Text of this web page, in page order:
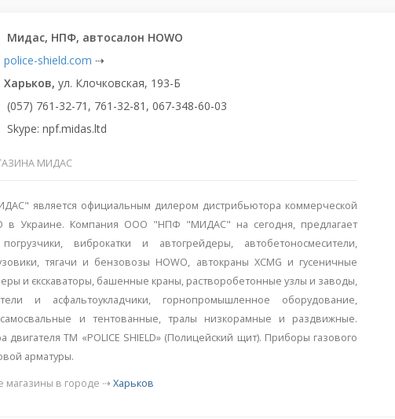
Мидас, НПФ, автосалон HOWO
police-shield.com ⇢
Харьков,ул. Клочковская, 193-Б
(057) 761-32-71, 761-32-81, 067-348-60-03
Skype: npf.midas.ltd
МИДАС
является официальным дилером дистрибьютора коммерческой
в Украине. Компания ООО "НПФ "МИДАС" на сегодня, предлагает
виброкатки и автогрейдеры, автобетоносмесители,
тягачи и бензовозы HOWO, автокраны XCMG и гусеничные
и єкскаваторы, башенные краны, растворобетонные узлы и заводы,
и асфальтоукладчики, горнопромышленное оборудование,
и тентованные, тралы низкорамные и раздвижные.
двигателя ТМ «POLICE SHIELD» (Полицейский щит). Приборы газового
арматуры.
магазины в городе ⇢Харьков